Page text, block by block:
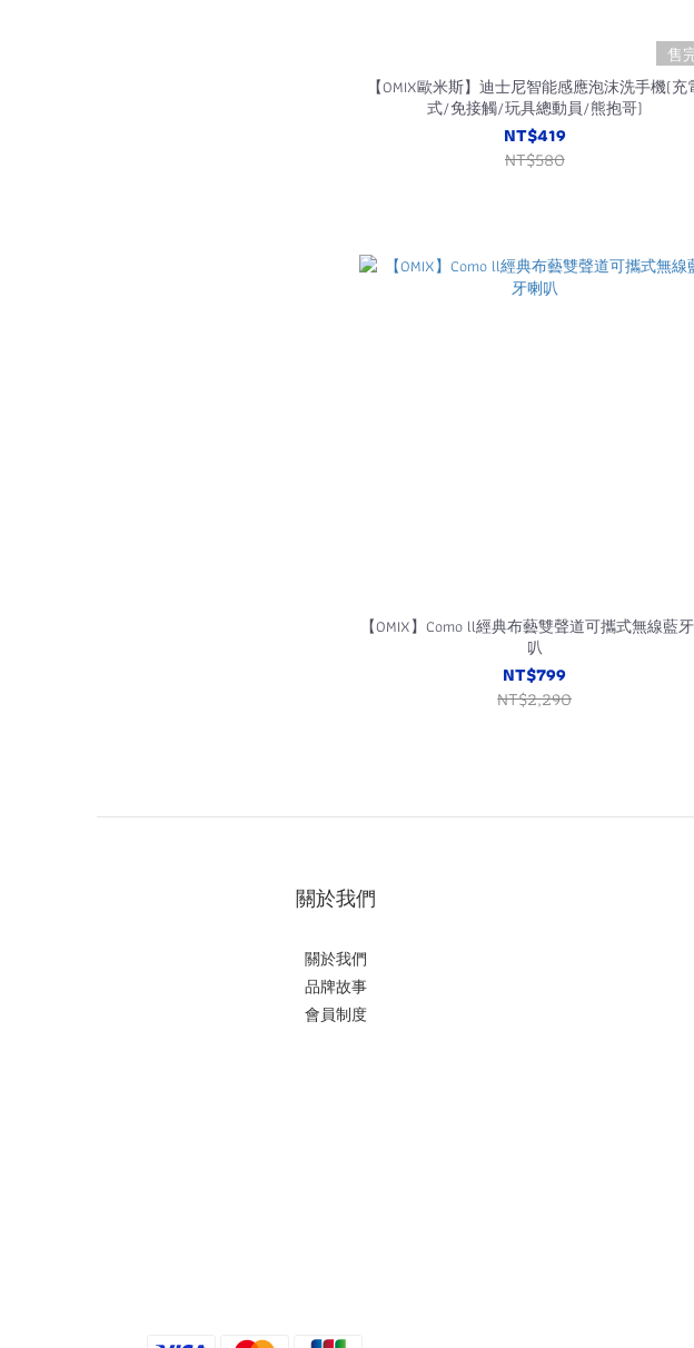
售
【OMIX歐米斯】迪士尼智能感應泡沫洗手機(充
式/免接觸/玩具總動員/熊抱哥)
NT$419
NT$580
【OMIX】Como ll經典布藝雙聲道可攜式無線藍
叭
NT$799
NT$2,290
關於我們
關於我們
品牌故事
會員制度